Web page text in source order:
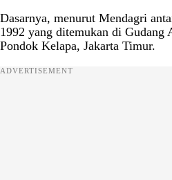
Dasarnya, menurut Mendagri
1992 yang ditemukan di Gudang
Pondok Kelapa, Jakarta Timur.
ADVERTISEMENT